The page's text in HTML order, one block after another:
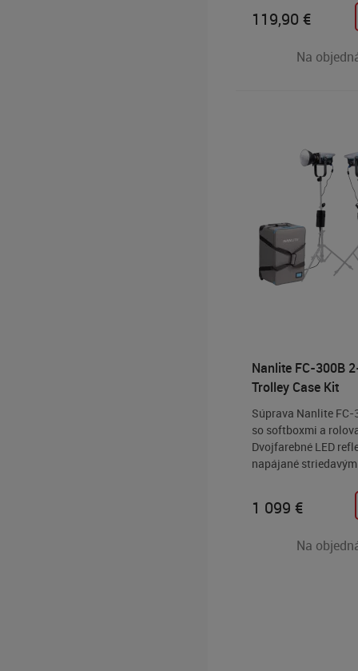
portréty. Bez tlmiča...
119,90 €
Na
Nanlite FC-300B
Trolley Case Kit
Súprava Nanlite
so softboxmi a
Dvojfarebné LED
napájané
kompaktnom,
dizajne. Táto
kombinuje výkon a
1 099 €
Na